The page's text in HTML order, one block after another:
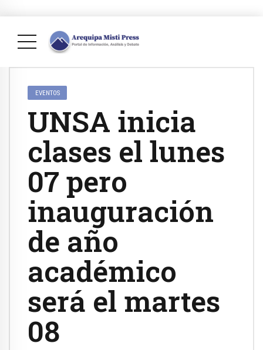
EVENTOS
UNSA inicia
clases el lunes
07 pero
inauguración
de año
académico
será el martes
08